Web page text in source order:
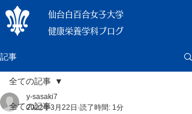
仙台白百合女子大学
健康栄養学科ブログ
記事
全ての記事
全ての記事
y-sasaki7
2022年3月22日 読了時間: 1分